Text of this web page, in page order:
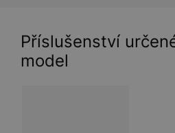
Příslušenství
model